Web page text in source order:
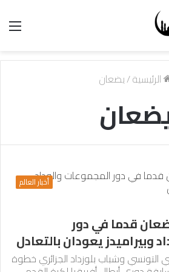
الرئيسية/يضعان
أخبار العالم
قدما في دور
وبيراميدز يعودان بالتعادل
التونسي وشباب بلوزداد الجزائري خطوة